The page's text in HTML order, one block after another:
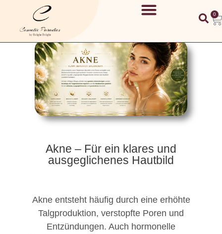
0
Akne – Für ein klares und
ausgeglichenes Hautbild
Akne entsteht häufig durch eine erhöhte
Talgproduktion, verstopfte Poren und
Entzündungen. Auch hormonelle